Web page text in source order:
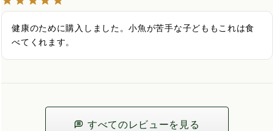
健康のために購入しました。小魚が苦手な子どももこれは食
べてくれます。
すべてのレビューを見る